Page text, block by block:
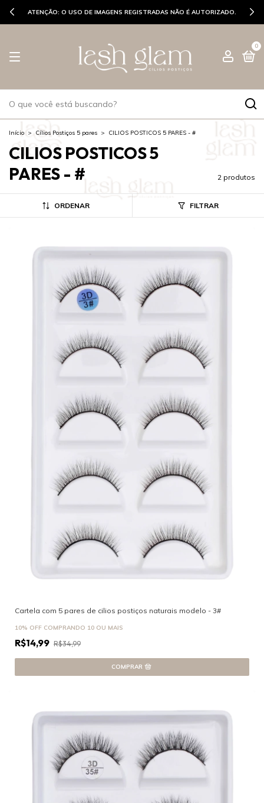
SEJAM BEM-VINDAS GLAMS ♡
0
Início > Cílios Postiços 5 pares > CILIOS POSTICOS 5 PARES - #
CILIOS POSTICOS 5
PARES - #
2 produtos
ORDENAR FILTRAR
Cartela com 5 pares de cilios postiços naturais modelo - 3#
10% OFF COMPRANDO 10 OU MAIS
R$14,99 R$34,99